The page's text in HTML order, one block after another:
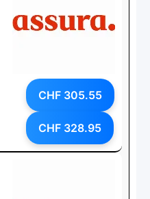
CHF 305.55
CHF 328.95